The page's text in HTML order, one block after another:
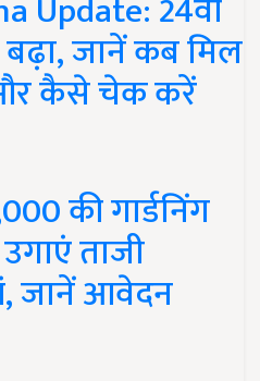
जानें कब मिल
कैसे चेक करें
की गार्डनिंग
ताजी
जानें आवेदन